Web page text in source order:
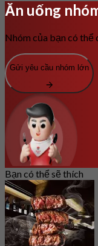
Ăn uống
Nhóm của bạn có thể
Gửi yêu cầu nhóm lớn
Bạn có thể sẽ thích